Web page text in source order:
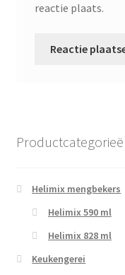
reactie plaats.
Helimix mengbekers
Helimix 590 ml
Helimix 828 ml
Keukengerei